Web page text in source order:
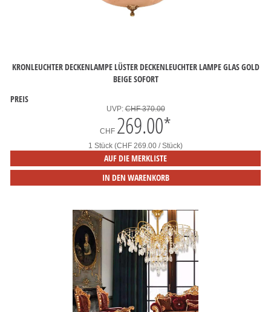
KRONLEUCHTER DECKENLAMPE LÜSTER DECKENLEUCHTER LAMPE GLAS GOLD
BEIGE SOFORT
PREIS
UVP:CHF 370.00
CHF 269.00*
1 Stück (CHF 269.00 / Stück)
AUF DIE MERKLISTE
IN DEN WARENKORB